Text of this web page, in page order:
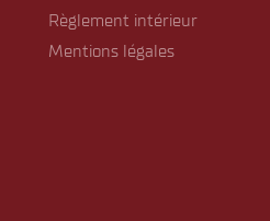
Règlement intérieur
Mentions légales